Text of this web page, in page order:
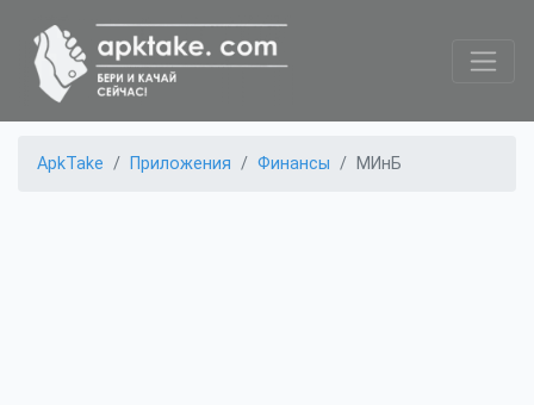
ApkTake Приложения Финансы МИнБ